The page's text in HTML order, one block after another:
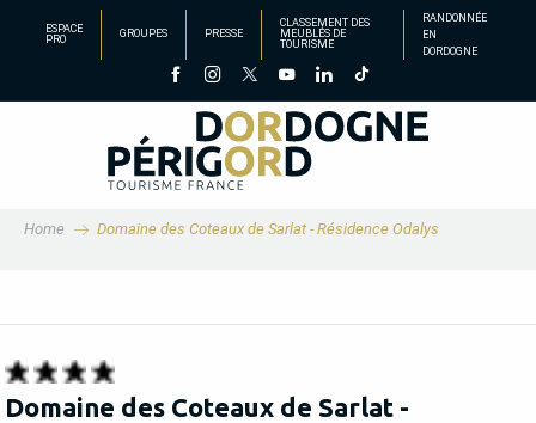
principal
ESPACE
PRO
GROUPES PRESSE
CLASSEMENT DES
MEUBLÉS DE
TOURISME
RANDONNÉE
EN
DORDOGNE
Home Domaine des Coteaux de Sarlat - Résidence Odalys
Domaine des Coteaux de Sarlat -